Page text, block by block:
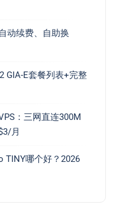
动续费、自助换
GIA-E套餐列表+完整
：三网直连300M
月
TINY哪个好？2026